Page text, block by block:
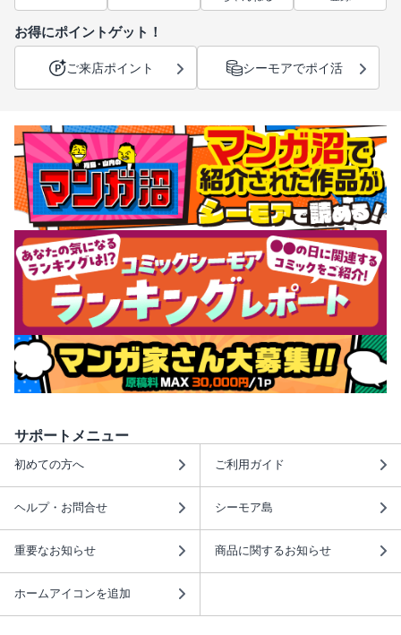
お得にポイントゲット！
ご来店ポイント シーモアでポイ活
サポートメニュー
初めての方へ ご利用ガイド
ヘルプ・お問合せ シーモア島
重要なお知らせ 商品に関するお知らせ
ホームアイコンを追加